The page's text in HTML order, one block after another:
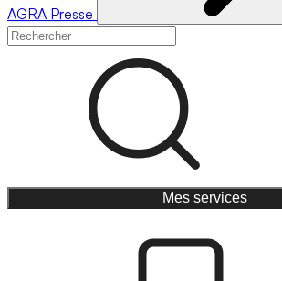
AGRA Presse
Mes services